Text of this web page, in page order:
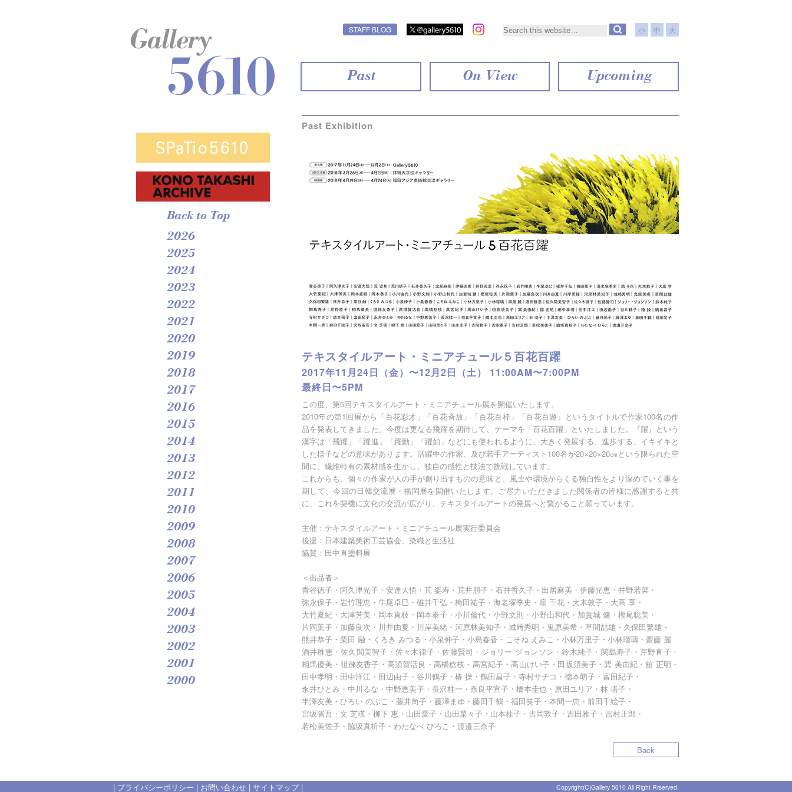
Back to Top
2026
2025
2024
2023
2022
2021
2020
2019
2018
2017
2016
2015
2014
2013
2012
2011
2010
2009
2008
2007
2006
2005
2004
2003
2002
2001
2000
STAFF BLOG 小 中 大
Past On View Upcoming
Past Exhibition
テキスタイルアート・ミニアチュール５百花百躍
2017年11月24日（金）〜12月2日（土） 11:00AM〜7:00PM
最終日〜5PM
この度、第5回テキスタイルアート・ミニアチュール展を開催いたします。
2010年の第1回展から「百花彩才」「百花斉放」「百花百枠」「百花百遊」というタイトルで作家100名の作
品を発表してきました。今度は更なる飛躍を期待して、テーマを「百花百躍」といたしました。『躍』という
漢字は「飛躍」「躍進」「躍動」「躍如」などにも使われるように、大きく発展する、進歩する、イキイキと
した様子などの意味があります。活躍中の作家、及び若手アーティスト100名が20×20×20㎝という限られた空
間に、繊維特有の素材感を生かし、独自の感性と技法で挑戦しています。
これからも、個々の作家が人の手が創り出すものの意味と、風土や環境からくる独自性をより深めていく事を
期して、今回の日韓交流展・福岡展を開催いたします。ご尽力いただきました関係者の皆様に感謝すると共
に、これを契機に文化の交流が広がり、テキスタイルアートの発展へと繋がること願っています。
主催：テキスタイルアート・ミニアチュール展実行委員会
後援：日本建築美術工芸協会、染織と生活社
協賛：田中直塗料展
＜出品者＞
青谷徳子・阿久津光子・安達大悟・荒 姿寿・荒井朋子・石井香久子・出居麻美・伊藤光恵・井野若菜・
弥永保子・岩竹理恵・牛尾卓巳・碓井千弘・梅田祐子・海老塚季史・扇 千花・大木敦子・大高 享・
大竹夏紀・大津芳美・岡本直枝・岡本泰子・小川倫代・小野文則・小野山和代・加賀城 健・樫尾聡美・
片岡葉子・加藤良次・川井由夏・川岸美緒・河原林美知子・城﨑秀明・鬼原美希・草間喆雄・久保田繁雄・
熊井恭子・栗田 融・くろき みつる・小泉伸子・小島春香・こそね えみこ・小林万里子・小林瑠璃・齋藤 麗
酒井稚恵・佐久間美智子・佐々木律子・佐藤賢司・ジョリー ジョンソン・鈴木純子・関島寿子・芹野直子・
相馬優美・徂徠友香子・高須賀活良・高橋稔枝・高宮紀子・高山けい子・田坂須美子・巽 美由紀・舘 正明・
田中孝明・田中洋江・田辺由子・谷川鶴子・椿 操・鶴田昌子・寺村サチコ・徳本萌子・富田紀子・
永井ひとみ・中川るな・中野恵美子・長沢桂一・奈良平宣子・橋本圭也・原田ユリア・林 塔子・
半澤友美・ひろい のぶこ・藤井尚子・藤澤まゆ・藤田千鶴・福田笑子・本間一恵・前田千絵子・
宮坂省吾・文 芝瑛・柳下 恵・山田愛子・山田菜々子・山本桂子・吉岡敦子・吉田雅子・吉村正郎・
若松美佐子・脇坂真祈子・わたなべ ひろこ・渡邉三奈子
Back
| プライバシーポリシー | お問い合わせ | サイトマップ | Copyright(C)Gallery 5610 All Right Rrserved.